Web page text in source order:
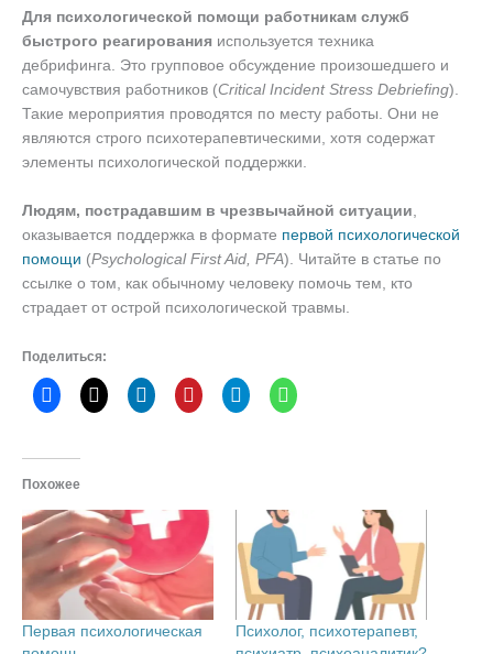
Для психологической помощи работникам служб
быстрого реагирования используется техника
дебрифинга. Это групповое обсуждение произошедшего и
самочувствия работников (Critical Incident Stress Debriefing).
Такие мероприятия проводятся по месту работы. Они не
являются строго психотерапевтическими, хотя содержат
элементы психологической поддержки.
Людям, пострадавшим в чрезвычайной ситуации,
оказывается поддержка в формате первой психологической
помощи (Psychological First Aid, PFA). Читайте в статье по
ссылке о том, как обычному человеку помочь тем, кто
страдает от острой психологической травмы.
Поделиться:
Похожее
Первая психологическая
Психолог, психотерапевт,